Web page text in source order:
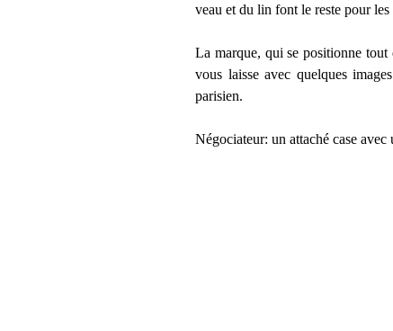
veau et du lin font le reste pour les
La marque, qui se positionne tout
vous laisse avec quelques
parisien.
Négociateur: un attaché case